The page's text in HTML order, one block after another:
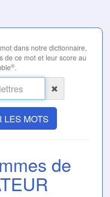
dans notre dictionnaire,
de ce mot et leur score au
®.
LES MOTS
de